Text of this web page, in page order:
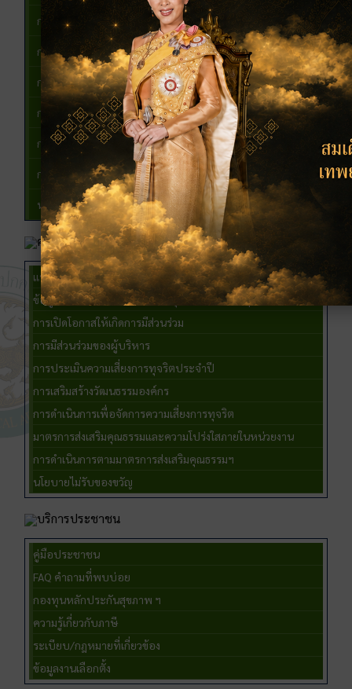
กองคลัง
กองช่าง
กองการศึกษา ศาสนาฯ
กองสวัสดิการสังคม
กองส่งเสริมการเกษตร
กองสาธารณสุขและสิ่งแวดล้อม
หน่วยตรวจสอบภายใน
คุณธรรมและการความฯ
แนวปฏิบัติการจัดการเรื่องร้องเรียนการทุจริตและประพฤติมิชอบ
ข้อมูลเชิงสถิติเรื่องร้องเรียนการทุจริตและประพฤติมิชอบ
การเปิดโอกาสให้เกิดการมีส่วนร่วม
การมีส่วนร่วมของผู้บริหาร
การประเมินความเสี่ยงการทุจริตประจำปี
การเสริมสร้างวัฒนธรรมองค์กร
การดำเนินการเพื่อจัดการความเสี่ยงการทุจริต
มาตรการส่งเสริมคุณธรรมและความโปร่งใสภายในหน่วยงาน
การดำเนินการตามมาตรการส่งเสริมคุณธรรมฯ
นโยบายไม่รับของขวัญ
บริการประชาชน
คู่มือประชาชน
FAQ คำถามที่พบบ่อย
กองทุนหลักประกันสุขภาพ ฯ
ความรู้เกี่ยวกับภาษี
ระเบียบ/กฎหมายที่เกี่ยวข้อง
ข้อมูลงานเลือกตั้ง